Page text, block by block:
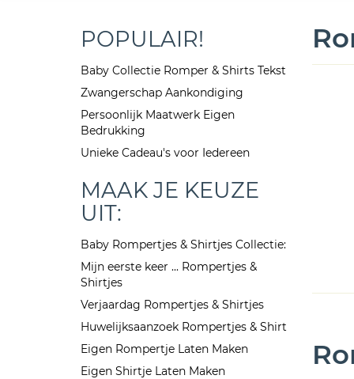
POPULAIR!
Baby Collectie Romper & Shirts Tekst
Zwangerschap Aankondiging
Persoonlijk Maatwerk Eigen
Bedrukking
Unieke Cadeau's voor Iedereen
MAAK JE KEUZE
UIT:
Baby Rompertjes & Shirtjes Collectie:
Mijn eerste keer ... Rompertjes &
Shirtjes
Verjaardag Rompertjes & Shirtjes
Huwelijksaanzoek Rompertjes & Shirt
Eigen Rompertje Laten Maken
Eigen Shirtje Laten Maken